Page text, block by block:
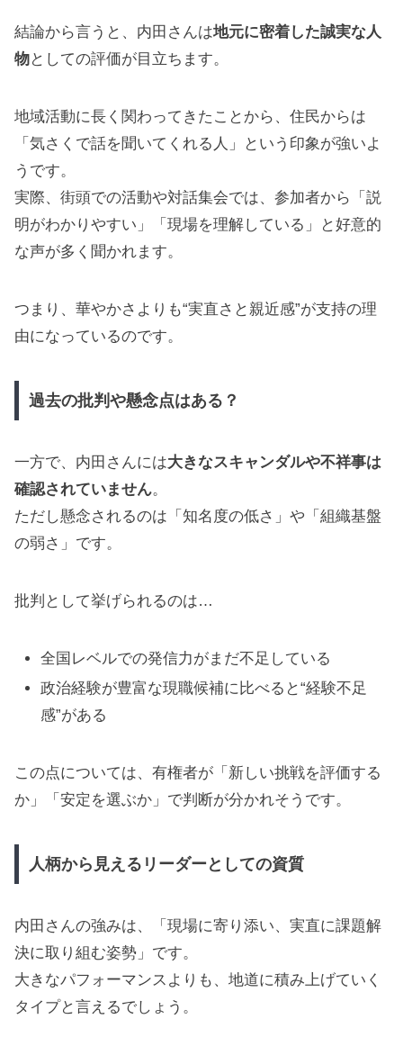
結論から言うと、内田さんは地元に密着した誠実な人
物としての評価が目立ちます。
地域活動に長く関わってきたことから、住民からは
「気さくで話を聞いてくれる人」という印象が強いよ
うです。
実際、街頭での活動や対話集会では、参加者から「説
明がわかりやすい」「現場を理解している」と好意的
な声が多く聞かれます。
つまり、華やかさよりも“実直さと親近感”が支持の理
由になっているのです。
過去の批判や懸念点はある？
一方で、内田さんには大きなスキャンダルや不祥事は
確認されていません。
ただし懸念されるのは「知名度の低さ」や「組織基盤
の弱さ」です。
批判として挙げられるのは…
全国レベルでの発信力がまだ不足している
政治経験が豊富な現職候補に比べると“経験不足
感”がある
この点については、有権者が「新しい挑戦を評価する
か」「安定を選ぶか」で判断が分かれそうです。
人柄から見えるリーダーとしての資質
内田さんの強みは、「現場に寄り添い、実直に課題解
決に取り組む姿勢」です。
大きなパフォーマンスよりも、地道に積み上げていく
タイプと言えるでしょう。